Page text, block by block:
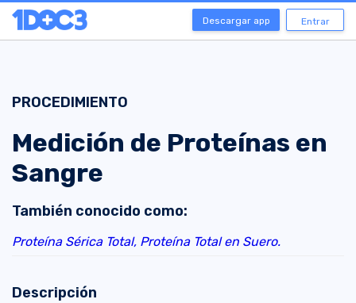
Descargar app Entrar
PROCEDIMIENTO
Medición de Proteínas en
Sangre
También conocido como:
Proteína Sérica Total, Proteína Total en Suero.
Descripción